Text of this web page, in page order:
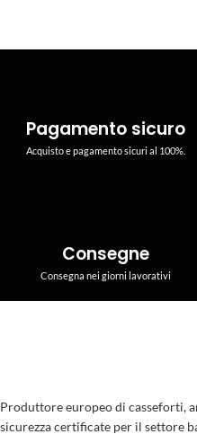
Pagamento sicuro
Acquisto e pagamento sicuri al 100%.
Consegne
Consegna nei giorni lavorativi
Produttore europeo di casseforti,
sicurezza certificate per il settore